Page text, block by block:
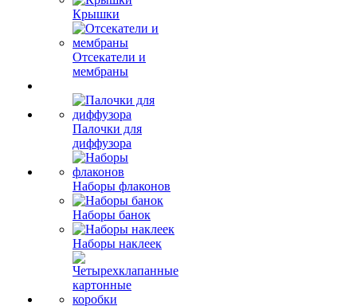
Крышки
Отсекатели и
мембраны
Палочки для
диффузора
Наборы флаконов
Наборы банок
Наборы наклеек